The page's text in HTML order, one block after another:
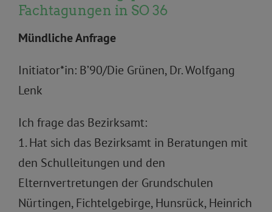
Fachtagungen in SO 36
Mündliche Anfrage
Initiator*in: B’90/Die Grünen, Dr. Wolfgang
Lenk
Ich frage das Bezirksamt:
1. Hat sich das Bezirksamt in Beratungen mit
den Schulleitungen und den
Elternvertretungen der Grundschulen
Nürtingen, Fichtelgebirge, Hunsrück, Heinrich